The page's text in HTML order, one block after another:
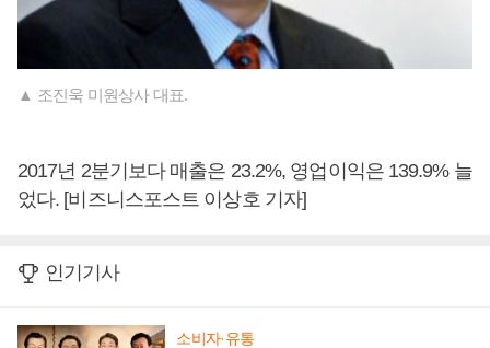
▲ 조진욱 미원상사 대표.
2017년 2분기보다 매출은 23.2%, 영업이익은 139.9% 늘
었다. [비즈니스포스트 이상호 기자]
인기기사
소비자·유통